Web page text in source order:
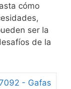
cómo
ser la
de la
- Gafas